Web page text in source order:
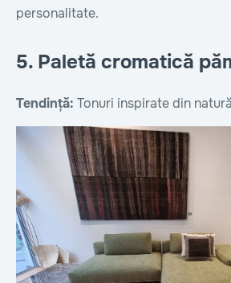
personalitate.
5. Paletă cromatică
Tendință: Tonuri inspirate din